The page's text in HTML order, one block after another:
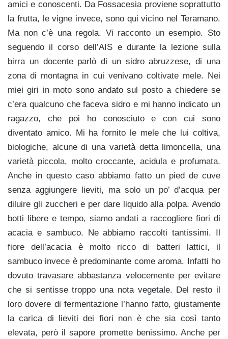
amici e conoscenti. Da Fossacesia proviene soprattutto
la frutta, le vigne invece, sono qui vicino nel Teramano.
Ma non c’è una regola. Vi racconto un esempio. Sto
seguendo il corso dell’AIS e durante la lezione sulla
birra un docente parlò di un sidro abruzzese, di una
zona di montagna in cui venivano coltivate mele. Nei
miei giri in moto sono andato sul posto a chiedere se
c’era qualcuno che faceva sidro e mi hanno indicato un
ragazzo, che poi ho conosciuto e con cui sono
diventato amico. Mi ha fornito le mele che lui coltiva,
biologiche, alcune di una varietà detta limoncella, una
varietà piccola, molto croccante, acidula e profumata.
Anche in questo caso abbiamo fatto un pied de cuve
senza aggiungere lieviti, ma solo un po’ d’acqua per
diluire gli zuccheri e per dare liquido alla polpa. Avendo
botti libere e tempo, siamo andati a raccogliere fiori di
acacia e sambuco. Ne abbiamo raccolti tantissimi. Il
fiore dell’acacia è molto ricco di batteri lattici, il
sambuco invece è predominante come aroma. Infatti ho
dovuto travasare abbastanza velocemente per evitare
che si sentisse troppo una nota vegetale. Del resto il
loro dovere di fermentazione l’hanno fatto, giustamente
la carica di lieviti dei fiori non è che sia così tanto
elevata, però il sapore promette benissimo. Anche per